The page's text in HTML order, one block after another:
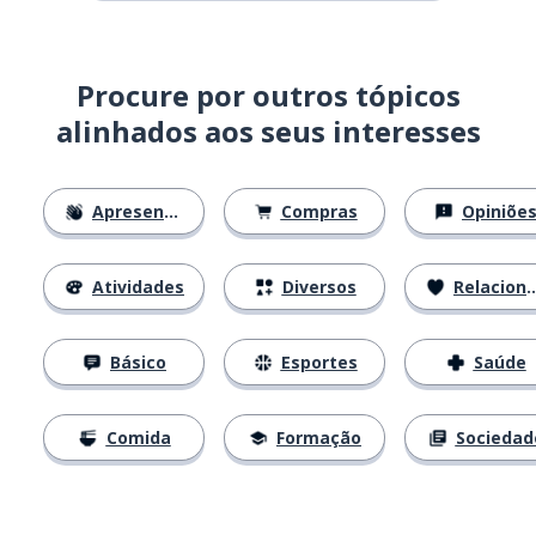
Procure por outros tópicos
alinhados aos seus interesses
Apresentações
Atividades
Básico
Comida
Compras
Diversos
Esportes
Formação
Opiniões
Relacionamentos
Saúde